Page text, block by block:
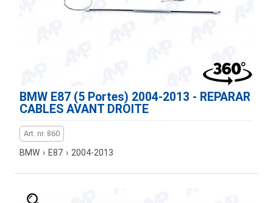
BMW E87 (5 Portes) 2004-2013 - REPARAR
CABLES AVANT DROITE
Art. nr. 860
BMW › E87 › 2004-2013